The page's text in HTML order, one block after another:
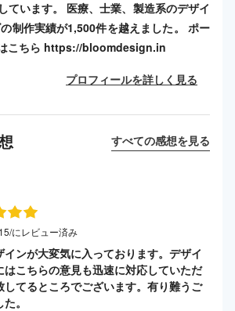
ています。 医療、士業、製造系のデザイ
制作実績が1,500件を越えました。 ポー
はこちら https://bloomdesign.in
プロフィールを詳しく見る
すべての感想を見る
にレビュー済み
インが大変気に入っております。デザイ
はこちらの意見も迅速に対応していただ
してるところでございます。有り難うご
。